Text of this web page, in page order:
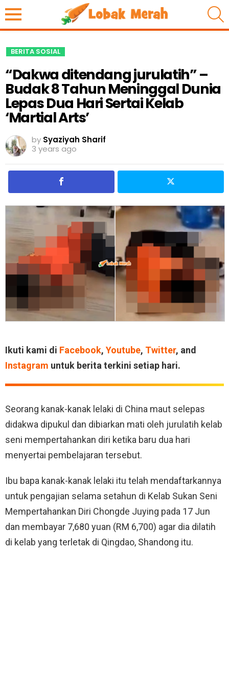
BERITA SOSIAL
“Dakwa ditendang jurulatih” –
Budak 8 Tahun Meninggal Dunia
Lepas Dua Hari Sertai Kelab
‘Martial Arts’
by Syaziyah Sharif
3 years ago
Ikuti kami di Facebook, Youtube, Twitter, and
Instagram untuk berita terkini setiap hari.
Seorang kanak-kanak lelaki di China maut selepas
didakwa dipukul dan dibiarkan mati oleh jurulatih kelab
seni mempertahankan diri ketika baru dua hari
menyertai pembelajaran tersebut.
Ibu bapa kanak-kanak lelaki itu telah mendaftarkannya
untuk pengajian selama setahun di Kelab Sukan Seni
Mempertahankan Diri Chongde Juying pada 17 Jun
dan membayar 7,680 yuan (RM 6,700) agar dia dilatih
di kelab yang terletak di Qingdao, Shandong itu.